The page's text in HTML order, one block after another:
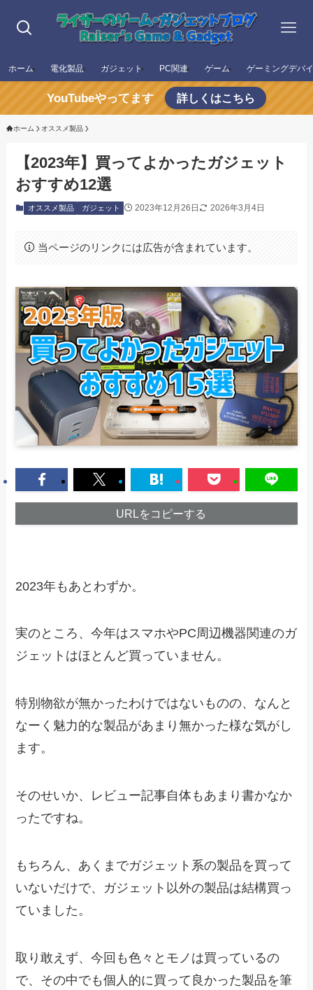
ホーム 電化製品 ガジェット PC関連 ゲーム ゲーミングデバ
YouTubeやってます 詳しくはこちら
ホーム オススメ製品
【2023年】買ってよかったガジェット
おすすめ12選
オススメ製品 ガジェット 2023年12月26日 2026年3月4日
当ページのリンクには広告が含まれています。
URLをコピーする
2023年もあとわずか。
実のところ、今年はスマホやPC周辺機器関連のガ
ジェットはほとんど買っていません。
特別物欲が無かったわけではないものの、なんと
なーく魅力的な製品があまり無かった様な気がし
ます。
そのせいか、レビュー記事自体もあまり書かなか
ったですね。
もちろん、あくまでガジェット系の製品を買って
いないだけで、ガジェット以外の製品は結構買っ
ていました。
取り敢えず、今回も色々とモノは買っているの
で、その中でも個人的に買って良かった製品を筆